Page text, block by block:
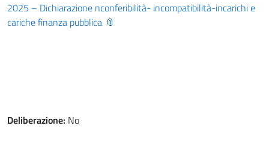
2025 – Dichiarazione nconferibilità- incompatibilità-incarichi e
cariche finanza pubblica
Deliberazione: No